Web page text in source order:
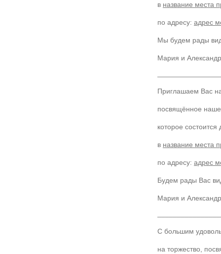
в название места
по адресу: адрес
Мы будем рады
Мария и Александр
Приглашаем Вас
посвящённое
которое состоится
в название места
по адресу: адрес
Будем рады Вас
Мария и Александр
С большим
на торжество,